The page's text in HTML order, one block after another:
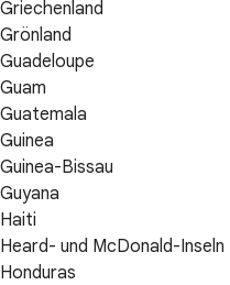
Griechenland
Grönland
Guadeloupe
Guam
Guatemala
Guinea
Guinea-Bissau
Guyana
Haiti
Heard- und McDonald-Inseln
Honduras